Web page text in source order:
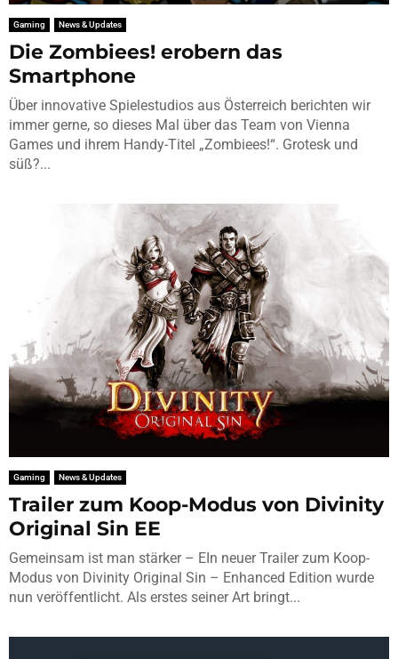
Gaming News & Updates
Die Zombiees! erobern das
Smartphone
Über innovative Spielestudios aus Österreich berichten wir
immer gerne, so dieses Mal über das Team von Vienna
Games und ihrem Handy-Titel „Zombiees!“. Grotesk und
süß?...
Gaming News & Updates
Trailer zum Koop-Modus von Divinity
Original Sin EE
Gemeinsam ist man stärker – EIn neuer Trailer zum Koop-
Modus von Divinity Original Sin – Enhanced Edition wurde
nun veröffentlicht. Als erstes seiner Art bringt...